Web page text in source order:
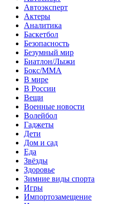
Автоэксперт
Актеры
Аналитика
Баскетбол
Безопасность
Безумный мир
Биатлон/Лыжи
Бокс/MMA
В мире
В России
Вещи
Военные новости
Волейбол
Гаджеты
Дети
Дом и сад
Еда
Звёзды
Здоровье
Зимние виды спорта
Игры
Импортозамещение